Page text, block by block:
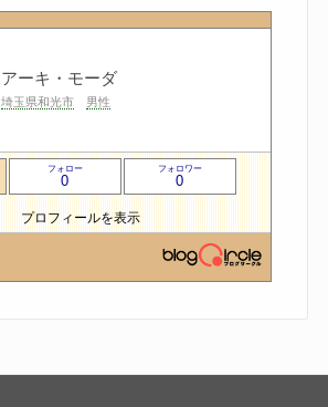
アーキ・モーダ
埼玉県和光市 男性
フォロー
0
フォロワー
0
プロフィールを表示